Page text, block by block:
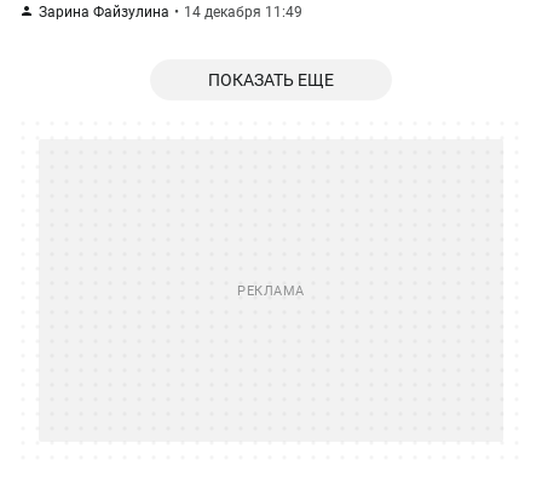
Зарина Файзулина 14 декабря 11:49
ПОКАЗАТЬ ЕЩЕ